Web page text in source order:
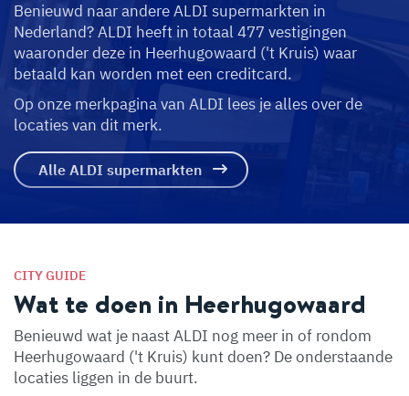
Benieuwd naar andere ALDI supermarkten in
Nederland? ALDI heeft in totaal 477 vestigingen
waaronder deze in Heerhugowaard ('t Kruis) waar
betaald kan worden met een creditcard.
Op onze merkpagina van ALDI lees je alles over de
locaties van dit merk.
Alle ALDI supermarkten
CITY GUIDE
Wat te doen in Heerhugowaard
Benieuwd wat je naast ALDI nog meer in of rondom
Heerhugowaard ('t Kruis) kunt doen? De onderstaande
locaties liggen in de buurt.